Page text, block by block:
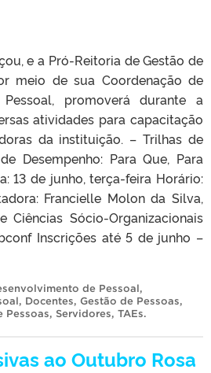
e a Pró-Reitoria de Gestão de
meio de sua Coordenação de
promoverá durante a
atividades para capacitação
da instituição. – Trilhas de
Desempenho: Para Que, Para
13 de junho, terça-feira Horário:
Francielle Molon da Silva,
Sócio-Organizacionais
Inscrições até 5 de junho –
de Pessoal,
, Docentes, Gestão de Pessoas,
Pessoas, Servidores, TAEs.
ao Outubro Rosa